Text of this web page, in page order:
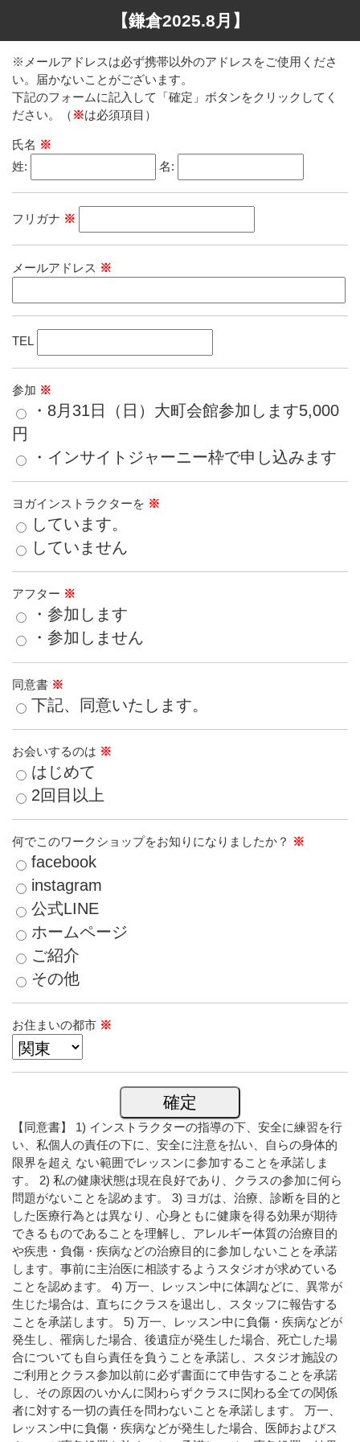
【鎌倉2025.8月】
※メールアドレスは必ず携帯以外のアドレスをご使用くださ
い。届かないことがございます。
下記のフォームに記入して「確定」ボタンをクリックしてく
ださい。（ ※は必須項目）
氏名 ※
姓:
名:
フリガナ ※
メールアドレス ※
TEL
参加 ※
・8月31日（日）大町会館参加します5,000
円
・インサイトジャーニー枠で申し込みます
ヨガインストラクターを ※
しています。
していません
アフター ※
・参加します
・参加しません
同意書 ※
下記、同意いたします。
お会いするのは ※
はじめて
2回目以上
何でこのワークショップをお知りになりましたか？ ※
facebook
instagram
公式LINE
ホームページ
ご紹介
その他
お住まいの都市 ※
【同意書】 1) インストラクターの指導の下、安全に練習を行
い、私個人の責任の下に、安全に注意を払い、自らの身体的
限界を超え ない範囲でレッスンに参加することを承諾しま
す。 2) 私の健康状態は現在良好であり、クラスの参加に何ら
問題がないことを認めます。 3) ヨガは、治療、診断を目的と
した医療行為とは異なり、心身ともに健康を得る効果が期待
できるものであることを理解し、アレルギー体質の治療目的
や疾患・負傷・疾病などの治療目的に参加しないことを承諾
します。事前に主治医に相談するようスタジオが求めている
ことを認めます。 4) 万一、レッスン中に体調などに、異常が
生じた場合は、直ちにクラスを退出し、スタッフに報告する
ことを承諾します。 5) 万一、レッスン中に負傷・疾病などが
発生し、罹病した場合、後遺症が発生した場合、死亡した場
合についても自ら責任を負うことを承諾し、スタジオ施設の
ご利用とクラス参加以前に必ず書面にて申告することを承諾
し、その原因のいかんに関わらずクラスに関わる全ての関係
者に対する一切の責任を問わないことを承諾します。 万一、
レッスン中に負傷・疾病などが発生した場合、医師およびス